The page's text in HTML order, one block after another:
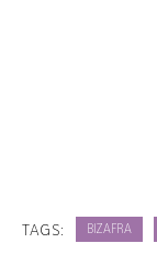
TAGS: BIZAFRA